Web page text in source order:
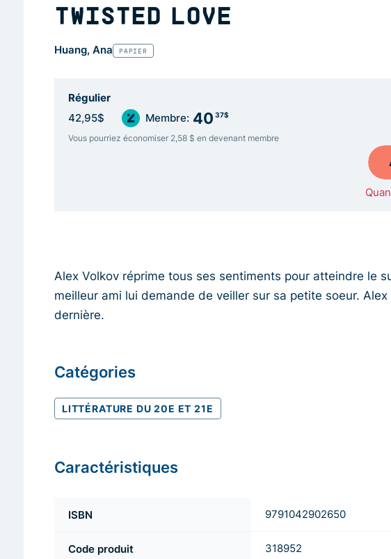
TWISTED LOVE
Huang, Ana PAPIER
Régulier
42,95$ Membre: 40 37$
Vous pourriez économiser 2,58 $ en devenant membre
Alex Volkov réprime tous ses sentiments pour atteindre le
meilleur ami lui demande de veiller sur sa petite soeur.
dernière.
Catégories
LITTÉRATURE DU 20E ET 21E
Caractéristiques
ISBN 9791042902650
Code produit 318952